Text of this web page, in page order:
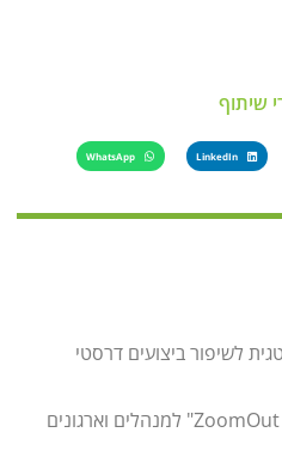
שיתוף
LinkedIn
WhatsApp
לשיפור ביצועים דרסטי
מפתחת מתודולוגיית "ZoomOut ZoomIn" למנהלים וארגונים